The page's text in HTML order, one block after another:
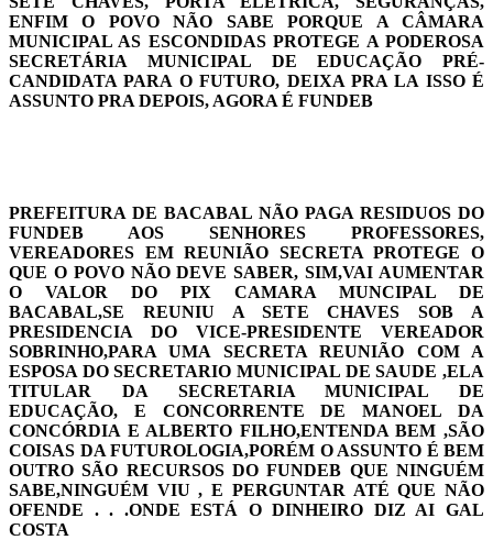
ENFIM O POVO NÃO SABE PORQUE A CÂMARA
MUNICIPAL AS ESCONDIDAS PROTEGE A PODEROSA
SECRETÁRIA MUNICIPAL DE EDUCAÇÃO PRÉ-
CANDIDATA PARA O FUTURO, DEIXA PRA LA ISSO É
ASSUNTO PRA DEPOIS, AGORA É FUNDEB
PREFEITURA DE BACABAL NÃO PAGA RESIDUOS DO
FUNDEB AOS SENHORES PROFESSORES,
VEREADORES EM REUNIÃO SECRETA PROTEGE O
QUE O POVO NÃO DEVE SABER, SIM,VAI AUMENTAR
O VALOR DO PIX CAMARA MUNCIPAL DE
BACABAL,SE REUNIU A SETE CHAVES SOB A
PRESIDENCIA DO VICE-PRESIDENTE VEREADOR
SOBRINHO,PARA UMA SECRETA REUNIÃO COM A
ESPOSA DO SECRETARIO MUNICIPAL DE SAUDE ,ELA
TITULAR DA SECRETARIA MUNICIPAL DE
EDUCAÇÃO, E CONCORRENTE DE MANOEL DA
CONCÓRDIA E ALBERTO FILHO,ENTENDA BEM ,SÃO
COISAS DA FUTUROLOGIA,PORÉM O ASSUNTO É BEM
OUTRO SÃO RECURSOS DO FUNDEB QUE NINGUÉM
SABE,NINGUÉM VIU , E PERGUNTAR ATÉ QUE NÃO
OFENDE . . .ONDE ESTÁ O DINHEIRO DIZ AI GAL
COSTA